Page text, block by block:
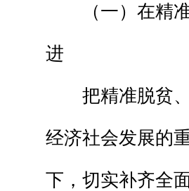
（一）在精准
进
把精准脱贫、
经济社会发展的
下，切实补齐全